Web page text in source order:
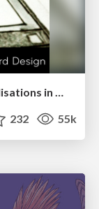
Designing Dashboards & Data Visualisations in Web Apps
232 55k